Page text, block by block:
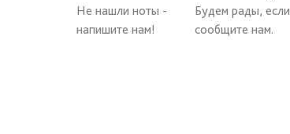
Не нашли ноты -
напишите нам!
Будем рады, если
сообщите нам.